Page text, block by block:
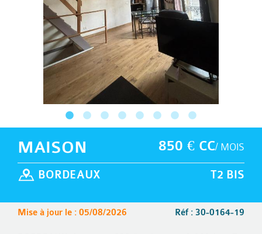
850 € CC/ MOIS
MAISON
T2 BIS
BORDEAUX
Réf : 30-0164-19
Mise à jour le : 05/08/2026